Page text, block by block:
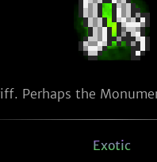
Perhaps the
Exotic